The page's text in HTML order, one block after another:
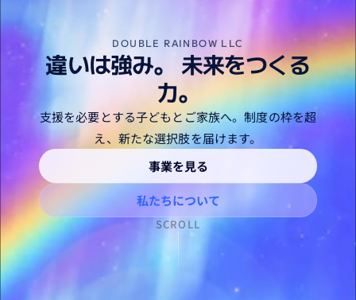
DOUBLE RAINBOW LLC
違いは強み。 未来をつくる
力。
支援を必要とする子どもとご家族へ。制度の枠を超
え、新たな選択肢を届けます。
事業を見る
私たちについて
SCROLL